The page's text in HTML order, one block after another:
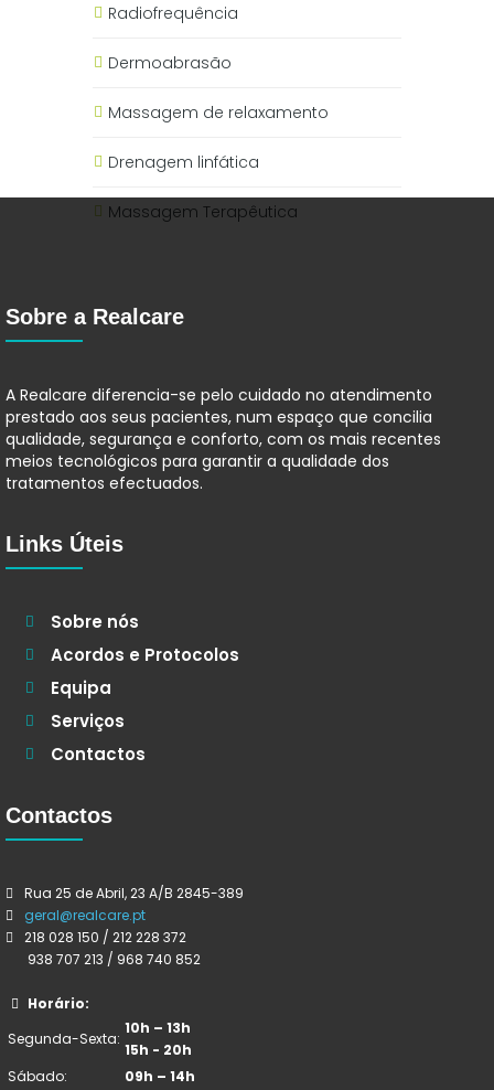
Radiofrequência
Dermoabrasão
Massagem de relaxamento
Drenagem linfática
Massagem Terapêutica
Sobre a Realcare
A Realcare diferencia-se pelo cuidado no atendimento
prestado aos seus pacientes, num espaço que concilia
qualidade, segurança e conforto, com os mais recentes
meios tecnológicos para garantir a qualidade dos
tratamentos efectuados.
Links Úteis
Sobre nós
Acordos e Protocolos
Equipa
Serviços
Contactos
Contactos
Rua 25 de Abril, 23 A/B 2845-389
geral@realcare.pt
218 028 150 / 212 228 372
938 707 213 / 968 740 852
Horário:
Segunda-Sexta:
10h – 13h
15h - 20h
Sábado:
09h – 14h